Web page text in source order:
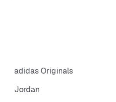
adidas Originals
Jordan